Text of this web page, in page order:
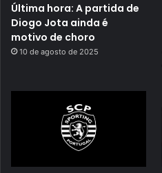
Última hora: A partida de
Diogo Jota ainda é
motivo de choro
10 de agosto de 2025